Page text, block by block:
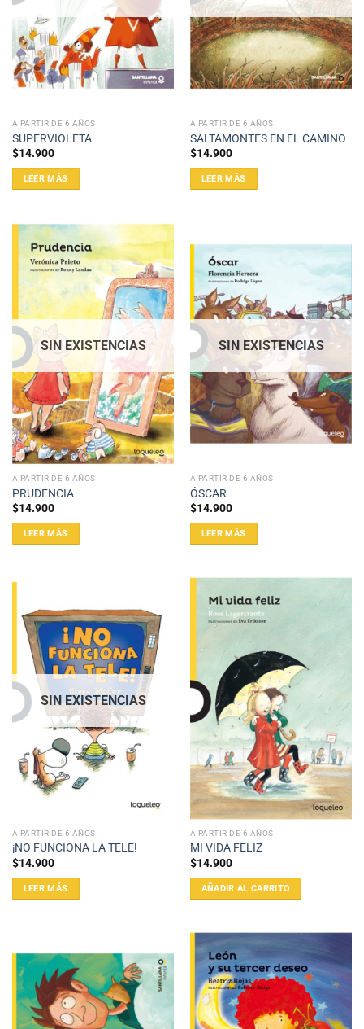
A PARTIR DE 6 AÑOS
SUPERVIOLETA
$14.900
LEER MÁS
A PARTIR DE 6 AÑOS
SALTAMONTES EN EL CAMINO
$14.900
LEER MÁS
SIN EXISTENCIAS
A PARTIR DE 6 AÑOS
PRUDENCIA
$14.900
LEER MÁS
SIN EXISTENCIAS
A PARTIR DE 6 AÑOS
ÓSCAR
$14.900
LEER MÁS
SIN EXISTENCIAS
A PARTIR DE 6 AÑOS
¡NO FUNCIONA LA TELE!
$14.900
LEER MÁS
A PARTIR DE 6 AÑOS
MI VIDA FELIZ
$14.900
AÑADIR AL CARRITO